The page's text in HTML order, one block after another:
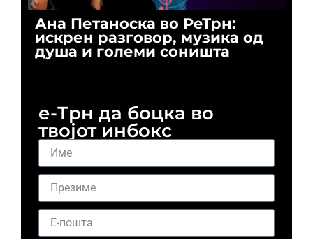
Ана Петаноска во РеТрн:
искрен разговор, музика од
душа и големи соништа
е-Трн да боцка во
твојот инбокс